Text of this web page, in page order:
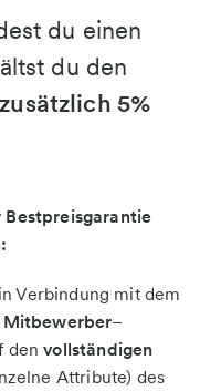
du einen
du den
zusätzlich 5%
Bestpreisgarantie
Verbindung mit dem
Mitbewerber–
denvollständigen
Attribute) des